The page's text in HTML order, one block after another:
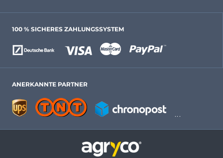
100 % SICHERES ZAHLUNGSSYSTEM
ANERKANNTE PARTNER